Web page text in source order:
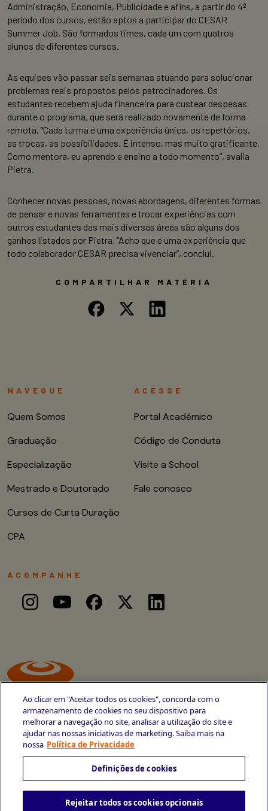
Administração, Economia, Publicidade e afins, a partir do 4º
período dos cursos, estão aptos a participar do CESAR
Summer Job. São formados times, cada um com quatros
alunos de diferentes cursos.
As equipes vão passar seis semanas atuando para solucionar
problemas reais propostos pelos patrocinadores. Os
estudantes recebem ajuda financeira para custear despesas
durante o programa, que será realizado novamente de forma
remota. “Cada turma é uma experiência única, os repertórios,
as trocas, as possibilidades. É intenso, mas muito gratificante.
Como mentora, eu aprendo e ensino a todo momento”, avalia
Pietra.
Conhecer novas pessoas, novas abordagens, diferentes formas
de pensar e novas ferramentas e trocar experiências com
outros estudantes das mais diversas áreas são alguns dos
ganhos listados por Pietra. “Acho que é uma experiência que
todo colaborador CESAR precisa vivenciar”, conclui.
COMPARTILHAR MATÉRIA
Avenida Cais do Apolo, 77
+55 81 3419-6700
NAVEGUE
Quem Somos
Graduação
Especialização
Mestrado e Doutorado
Cursos de Curta Duração
CPA
ACESSE
Portal Acadêmico
Código de Conduta
Visite a School
Fale conosco
ACOMPANHE
Ao clicar em "Aceitar todos os cookies", concorda com o
armazenamento de cookies no seu dispositivo para
melhorar a navegação no site, analisar a utilização do site e
ajudar nas nossas iniciativas de marketing. Saiba mais na
nossa Política de Privacidade
Definições de cookies
Rejeitar todos os cookies opcionais